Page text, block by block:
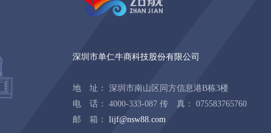
深圳市单仁牛商科技股份有限公司
地 址： 深圳市南山区同方信息港B栋3楼
电 话： 4000-333-087 传 真： 075583765760
邮 箱： lijf@nsw88.com